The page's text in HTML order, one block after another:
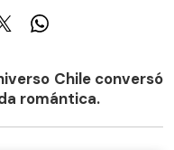
Chile conversó
romántica.